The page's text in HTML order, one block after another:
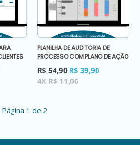
PLANILHA DE AUDITORIA DE
PROCESSO COM PLANO DE AÇÃO
Preço
normal
R$ 54,90 R$ 39,90
4X R$ 11,06
Página 1 de 2